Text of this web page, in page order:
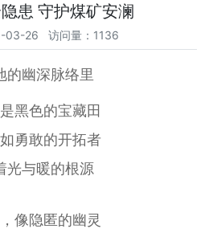
患 守护煤矿安澜
03-26 访问量：1136
的幽深脉络里
黑色的宝藏田
勇敢的开拓者
光与暖的根源
像隐匿的幽灵